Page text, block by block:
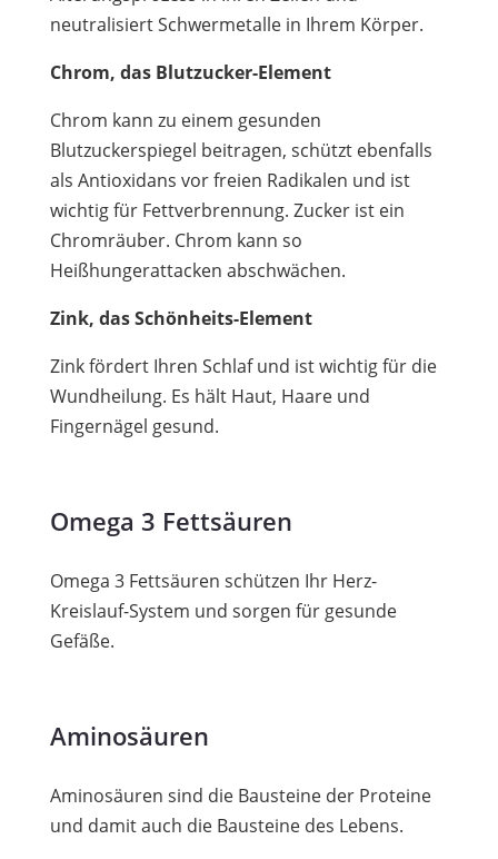
neutralisiert Schwermetalle in Ihrem Körper.
Chrom, das Blutzucker-Element
Chrom kann zu einem gesunden
Blutzuckerspiegel beitragen, schützt ebenfalls
als Antioxidans vor freien Radikalen und ist
wichtig für Fettverbrennung. Zucker ist ein
Chromräuber. Chrom kann so
Heißhungerattacken abschwächen.
Zink, das Schönheits-Element
Zink fördert Ihren Schlaf und ist wichtig für die
Wundheilung. Es hält Haut, Haare und
Fingernägel gesund.
Omega 3 Fettsäuren
Omega 3 Fettsäuren schützen Ihr Herz-
Kreislauf-System und sorgen für gesunde
Gefäße.
Aminosäuren
Aminosäuren sind die Bausteine der Proteine
und damit auch die Bausteine des Lebens.